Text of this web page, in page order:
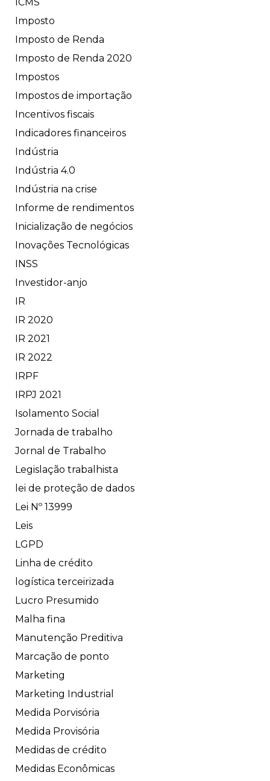
ICMS
Imposto
Imposto de Renda
Imposto de Renda 2020
Impostos
Impostos de importação
Incentivos fiscais
Indicadores financeiros
Indústria
Indústria 4.0
Indústria na crise
Informe de rendimentos
Inicialização de negócios
Inovações Tecnológicas
INSS
Investidor-anjo
IR
IR 2020
IR 2021
IR 2022
IRPF
IRPJ 2021
Isolamento Social
Jornada de trabalho
Jornal de Trabalho
Legislação trabalhista
lei de proteção de dados
Lei Nº 13999
Leis
LGPD
Linha de crédito
logística terceirizada
Lucro Presumido
Malha fina
Manutenção Preditiva
Marcação de ponto
Marketing
Marketing Industrial
Medida Porvisória
Medida Provisória
Medidas de crédito
Medidas Econômicas